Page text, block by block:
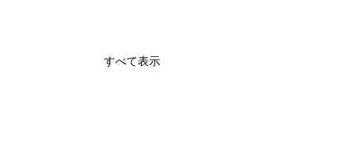
すべて表示